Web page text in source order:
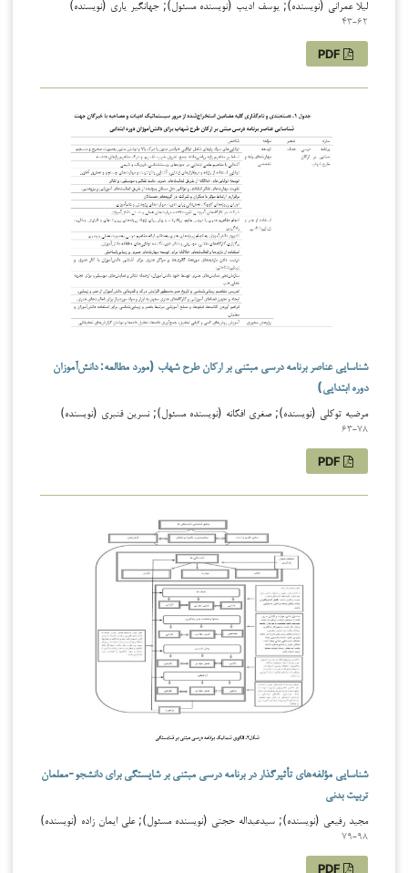
لیلا عمرانی (نویسنده); یوسف ادیب (نویسنده مسئول); جهانگیر یاری (نویسنده)
43-62
شناسایی عناصر برنامه درسی مبتنی بر ارکان طرح شهاب (مورد مطالعه: دانش‌آموزان
دوره ابتدایی)
مرضیه توکلی (نویسنده); صغری افکانه (نویسنده مسئول); نسرین قنبری (نویسنده)
63-78
شناسایی مؤلفه‌های تأثیرگذار در برنامه درسی مبتنی بر شایستگی برای دانشجو-معلمان
تربیت بدنی
مجید رفیعی (نویسنده); سیدعبداله حجتی (نویسنده مسئول); علی ایمان زاده (نویسنده)
79-98